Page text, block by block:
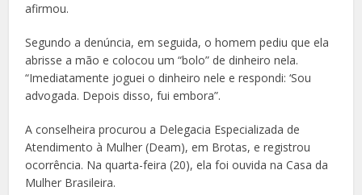
afirmou.
Segundo a denúncia, em seguida, o homem pediu que ela
abrisse a mão e colocou um “bolo” de dinheiro nela.
“Imediatamente joguei o dinheiro nele e respondi: ‘Sou
advogada. Depois disso, fui embora”.
A conselheira procurou a Delegacia Especializada de
Atendimento à Mulher (Deam), em Brotas, e registrou
ocorrência. Na quarta-feira (20), ela foi ouvida na Casa da
Mulher Brasileira.